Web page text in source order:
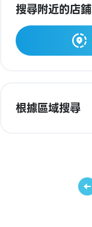
搜尋附近的店鋪
根據區域搜尋